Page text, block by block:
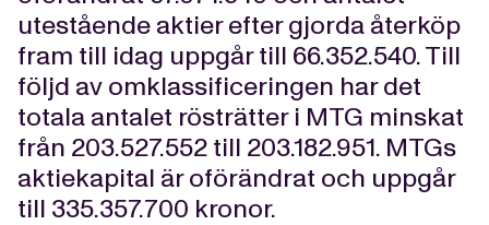
utestående aktier efter gjorda återköp
fram till idag uppgår till 66.352.540. Till
följd av omklassificeringen har det
totala antalet rösträtter i MTG minskat
från 203.527.552 till 203.182.951. MTGs
aktiekapital är oförändrat och uppgår
till 335.357.700 kronor.